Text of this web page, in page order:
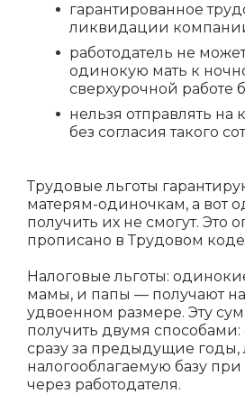
гарантированное
ликвидации
работодатель не
одинокую мать к
сверхурочной работе
нельзя отправлять
без согласия такого
Трудовые льготы
матерям-одиночкам, а вот
получить их не смогут. Это
прописано в Трудовом
Налоговые льготы:
мамы, и папы — получают
удвоенном размере. Эту
получить двумя
сразу за предыдущие
налогооблагаемую базу
через работодателя.